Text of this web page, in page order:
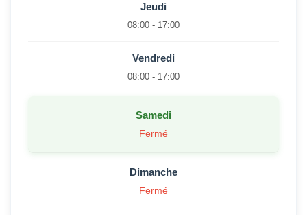
Jeudi
08:00 - 17:00
Vendredi
08:00 - 17:00
Samedi
Fermé
Dimanche
Fermé